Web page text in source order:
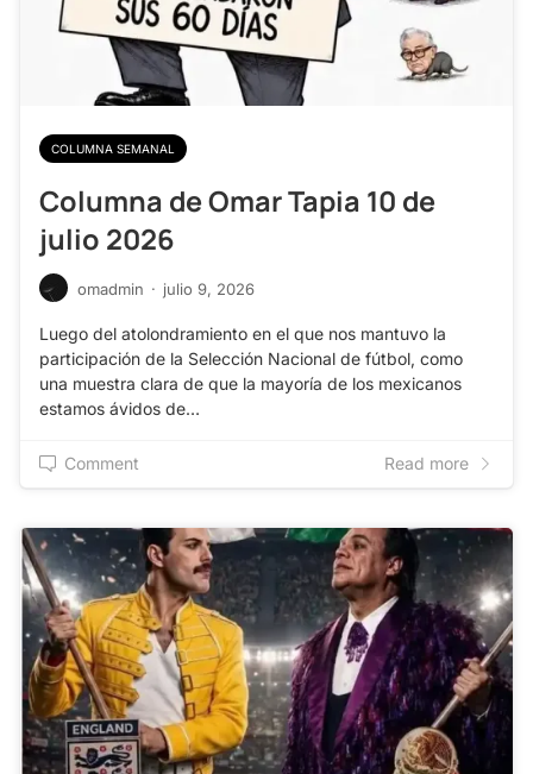
COLUMNA SEMANAL
Columna de Omar Tapia 10 de
julio 2026
omadmin · julio 9, 2026
Luego del atolondramiento en el que nos mantuvo la
participación de la Selección Nacional de fútbol, como
una muestra clara de que la mayoría de los mexicanos
estamos ávidos de…
Comment Read more